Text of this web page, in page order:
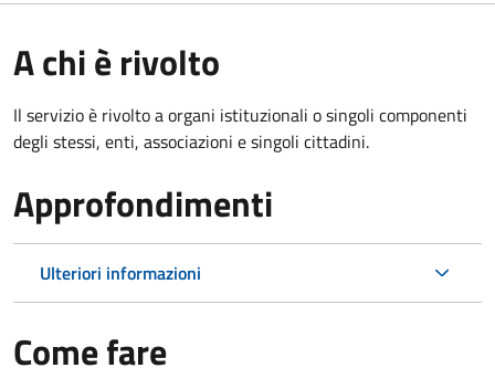
A chi è rivolto
Il servizio è rivolto a organi istituzionali o singoli componenti
degli stessi, enti, associazioni e singoli cittadini.
Approfondimenti
Ulteriori informazioni
Come fare